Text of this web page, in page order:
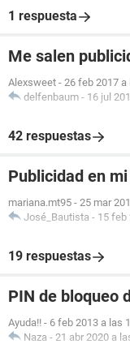
1 respuesta
Me salen
Alexsweet - 26 feb 2017 a
delfenbaum - 16 jul
42 respuestas
Publicidad en
mariana.mt95 - 25 mar
José_Bautista - 15 feb
19 respuestas
PIN de bloqueo
Ayuda!! - 6 feb 2013 a las
Naza - 21 abr 2020 a